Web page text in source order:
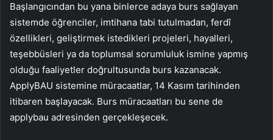
Başlangıcından bu yana binlerce adaya burs sağlayan
sistemde öğrenciler, imtihana tabi tutulmadan, ferdî
özellikleri, geliştirmek istedikleri projeleri, hayalleri,
teşebbüsleri ya da toplumsal sorumluluk ismine yapmış
olduğu faaliyetler doğrultusunda burs kazanacak.
ApplyBAU sistemine müracaatlar, 14 Kasım tarihinden
itibaren başlayacak. Burs müracaatları bu sene de
applybau adresinden gerçekleşecek.